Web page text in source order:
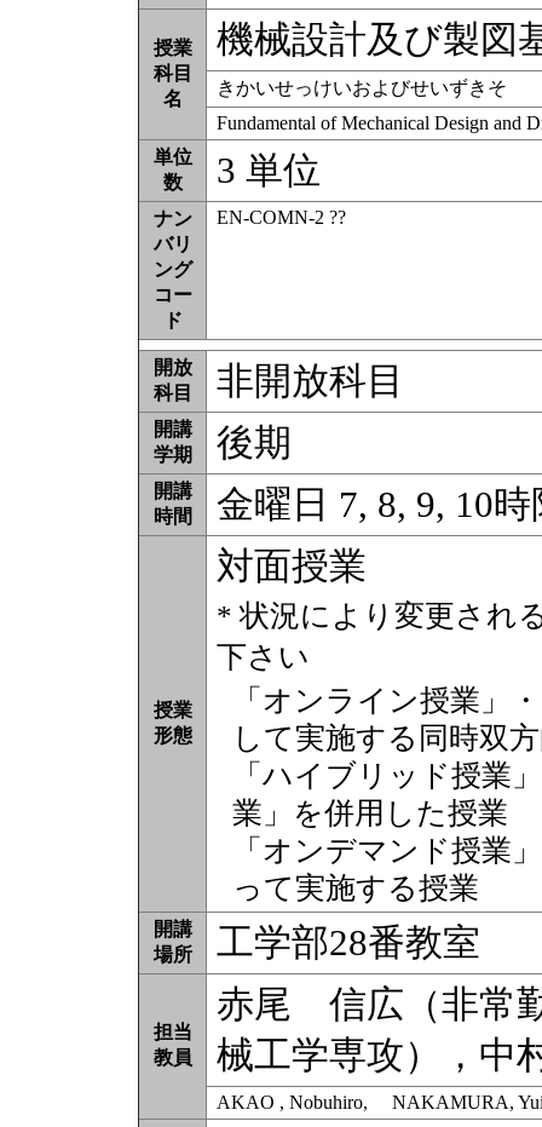
授業
科目
名
機械設計及び製
きかいせっけいおよびせいずきそ
Fundamental of Mechanical Design and
単位
数
3 単位
ナン
バリ
ング
コー
ド
EN-COMN-2 ??
開放
科目
非開放科目
開講
学期
後期
開講
時間
金曜日 7, 8, 9, 10時
授業
形態
対面授業
* 状況により変更され
下さい
「オンライン授業」
して実施する同時双
「ハイブリッド授業
業」を併用した授業
「オンデマンド授業
って実施する授業
開講
場所
工学部28番教室
担当
教員
赤尾 信広（非常
械工学専攻），中
AKAO , Nobuhiro, NAKAMURA,